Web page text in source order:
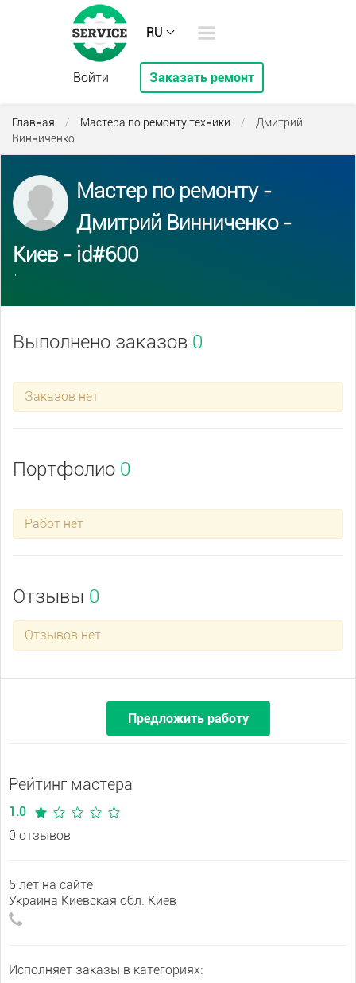
RU
Войти Заказать ремонт
Главная / Мастера по ремонту техники /
Дмитрий
Винниченко
Мастер по ремонту -
Дмитрий Винниченко -
Киев - id#600
''
Выполнено заказов 0
Заказов нет
Портфолио 0
Работ нет
Отзывы 0
Отзывов нет
Предложить работу
Рейтинг мастера
1.0
0 отзывов
5 лет на сайте
Украина Киевская обл. Киев
Исполняет заказы в категориях: